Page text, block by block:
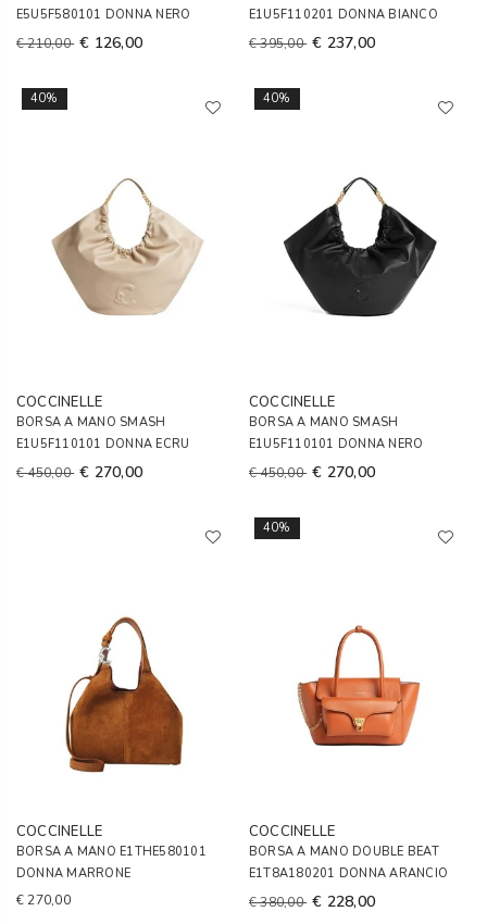
E5U5F580101 DONNA NERO
€ 210,00 € 126,00
E1U5F110201 DONNA BIANCO
€ 395,00 € 237,00
40%
COCCINELLE
BORSA A MANO SMASH
E1U5F110101 DONNA ECRU
€ 450,00 € 270,00
40%
COCCINELLE
BORSA A MANO SMASH
E1U5F110101 DONNA NERO
€ 450,00 € 270,00
COCCINELLE
BORSA A MANO E1THE580101
DONNA MARRONE
€ 270,00
40%
COCCINELLE
BORSA A MANO DOUBLE BEAT
E1T8A180201 DONNA ARANCIO
€ 380,00 € 228,00